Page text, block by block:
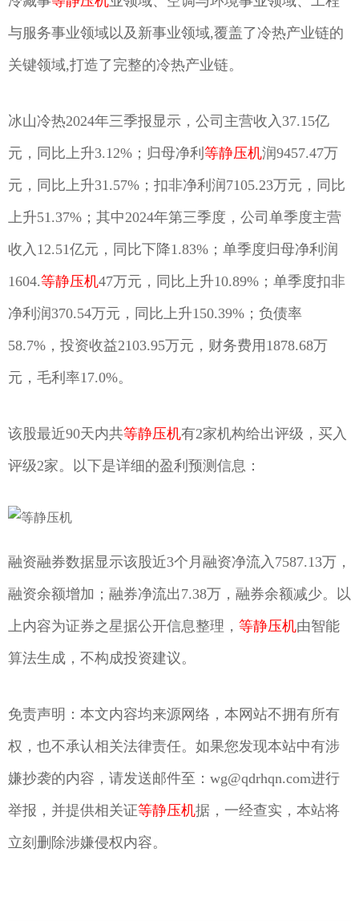
与服务事业领域以及新事业领域,覆盖了冷热产业链的
关键领域,打造了完整的冷热产业链。
冰山冷热2024年三季报显示，公司主营收入37.15亿
元，同比上升3.12%；归母净利 等静压机润9457.47万
元，同比上升31.57%；扣非净利润7105.23万元，同比
上升51.37%；其中2024年第三季度，公司单季度主营
收入12.51亿元，同比下降1.83%；单季度归母净利润
1604.等静压机47万元，同比上升10.89%；单季度扣非
净利润370.54万元，同比上升150.39%；负债率
58.7%，投资收益2103.95万元，财务费用1878.68万
元，毛利率17.0%。
该股最近90天内共等静压机有2家机构给出评级，买入
评级2家。以下是详细的盈利预测信息：
融资融券数据显示该股近3个月融资净流入7587.13万，
融资余额增加；融券净流出7.38万，融券余额减少。以
上内容为证券之星据公开信息整理， 等静压机由智能
算法生成，不构成投资建议。
免责声明：本文内容均来源网络，本网站不拥有所有
权，也不承认相关法律责任。如果您发现本站中有涉
嫌抄袭的内容，请发送邮件至：wg@qdrhqn.com进行
举报，并提供相关证等静压机据，一经查实，本站将
立刻删除涉嫌侵权内容。